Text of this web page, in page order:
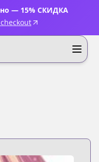
— 15% СКИДКА